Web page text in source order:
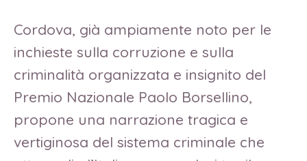
Cordova, già ampiamente noto per le
inchieste sulla corruzione e sulla
criminalità organizzata e insignito del
Premio Nazionale Paolo Borsellino,
propone una narrazione tragica e
vertiginosa del sistema criminale che